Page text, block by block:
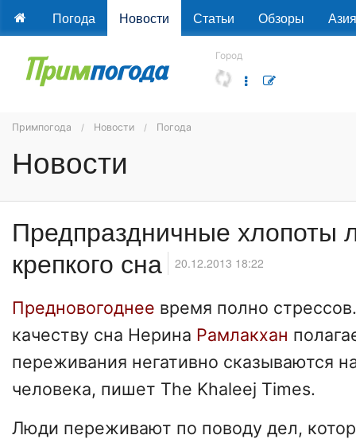
Погода Новости Статьи Обзоры Азия
Город
Примпогода Новости Погода
Новости
Предпраздничные хлопоты
крепкого сна
20.12.2013 18:22
Предновогоднее время полно
качеству сна Нерина Рамлакхан
переживания негативно сказываются
человека, пишет The Khaleej Times.
Люди переживают по поводу дел,